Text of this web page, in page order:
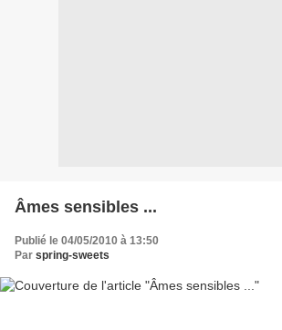
Âmes sensibles ...
Publié le 04/05/2010 à 13:50
Par spring-sweets